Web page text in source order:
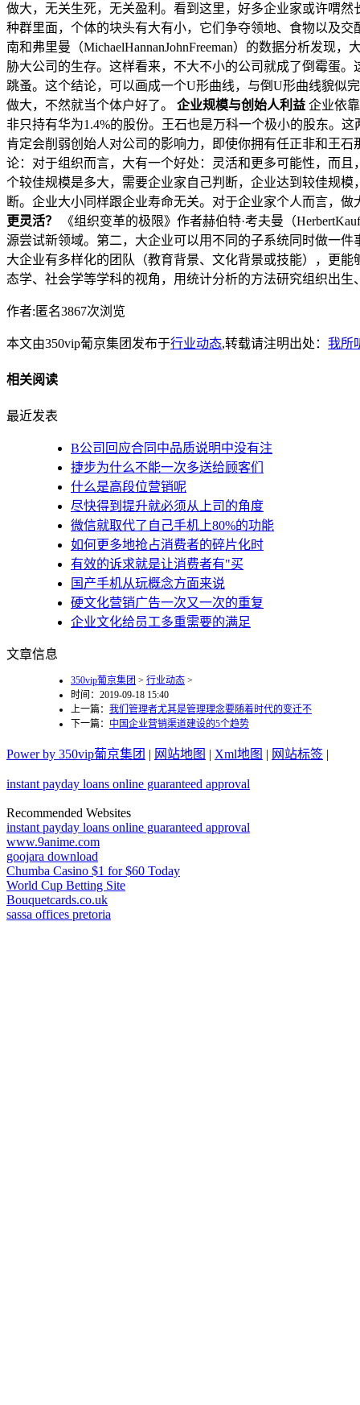
做大，无关生死，无关盈利。看到这里，好多企业家或许喟
种群里面，个体的块头有大有小，它们争夺领地、食物以及交
南和弗里曼（MichaelHannanJohnFreeman）的数据分析发现
胁大公司的生存。这样看来，不大不小的公司就成了倒霉蛋
跳蚤。这个结论，可以画成一个U形曲线，与倒U形曲线貌似
做大，不然就当个体户好了。 企业规模与创始人利益 企业依
非只持有华为1.4%的股份。王石也是万科一个极小的股东。
肯定会削弱创始人对公司的影响力，即使你拥有任正非和王
论：对于组织而言，大有一个好处：灵活和更多可能性，而
个较佳规模是多大，需要企业家自己判断，企业达到较佳规
断。企业大小同样跟企业寿命无关。对于企业家个人而言，
更灵活？
《组织变革的极限》作者赫伯特·考夫曼（
源尝试新领域。第二，大企业可以用不同的子系统同时做一
大企业有多样化的团队（教育背景、文化背景或技能），更
态学、社会学等学科的视角，用统计分析的方法研究组织出生
作者:匿名3867次浏览
本文由350vip葡京集团发布于行业动态,转载请注明出处： 我所
相关阅读
最近发表
B公司回应合同中品质说明中没有注
捷步为什么不能一次多送给顾客们
什么是高段位营销呢
尽快得到提升就必须从上司的角度
微信就取代了自己手机上80%的功能
如何更多地抢占消费者的碎片化时
有效的诉求就是让消费者有"买
国产手机从玩概念方面来说
硬文化营销广告一次又一次的重复
企业文化给员工多重需要的满足
文章信息
350vip葡京集团 > 行业动态 >
时间：2019-09-18 15:40
上一篇： 我们管理者尤其是管理理念要随着时代的变迁不
下一篇： 中国企业营销渠道建设的5个趋势
Power by 350vip葡京集团 | 网站地图 | Xml地图 | 网站标签 |
instant payday loans online guaranteed approval
Recommended Websites
instant payday loans online guaranteed approval
www.9anime.com
goojara download
Chumba Casino $1 for $60 Today
World Cup Betting Site
Bouquetcards.co.uk
sassa offices pretoria